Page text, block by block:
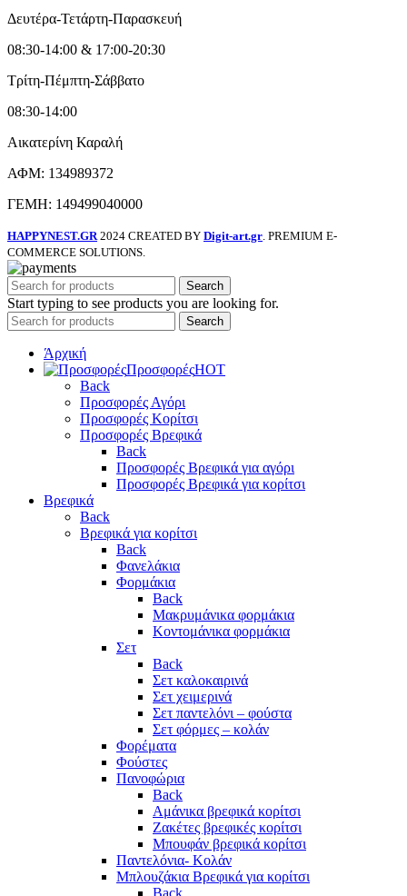
Δευτέρα-Τετάρτη-Παρασκευή
08:30-14:00 & 17:00-20:30
Τρίτη-Πέμπτη-Σάββατο
08:30-14:00
Αικατερίνη Καραλή
ΑΦΜ: 134989372
ΓΕΜΗ: 149499040000
HAPPYNEST.GR 2024 CREATED BY Digit-art.gr . PREMIUM E-
COMMERCE SOLUTIONS.
Search
Start typing to see products you are looking for.
Search
Άρχική
ΠροσφορέςHOT
Back
Προσφορές Αγόρι
Προσφορές Κορίτσι
Προσφορές Βρεφικά
Back
Προσφορές Βρεφικά για αγόρι
Προσφορές Βρεφικά για κορίτσι
Βρεφικά
Back
Βρεφικά για κορίτσι
Back
Φανελάκια
Φορμάκια
Back
Μακρυμάνικα φορμάκια
Κοντομάνικα φορμάκια
Σετ
Back
Σετ καλοκαιρινά
Σετ χειμερινά
Σετ παντελόνι – φούστα
Σετ φόρμες – κολάν
Φορέματα
Φούστες
Πανοφώρια
Back
Αμάνικα βρεφικά κορίτσι
Ζακέτες βρεφικές κορίτσι
Μπουφάν βρεφικά κορίτσι
Παντελόνια- Κολάν
Μπλουζάκια Βρεφικά για κορίτσι
Back